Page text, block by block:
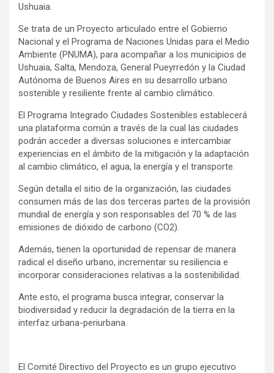
Ushuaia.
Se trata de un Proyecto articulado entre el Gobierno
Nacional y el Programa de Naciones Unidas para el Medio
Ambiente (PNUMA), para acompañar a los municipios de
Ushuaia, Salta, Mendoza, General Pueyrredón y la Ciudad
Autónoma de Buenos Aires en su desarrollo urbano
sostenible y resiliente frente al cambio climático.
El Programa Integrado Ciudades Sostenibles establecerá
una plataforma común a través de la cual las ciudades
podrán acceder a diversas soluciones e intercambiar
experiencias en el ámbito de la mitigación y la adaptación
al cambio climático, el agua, la energía y el transporte.
Según detalla el sitio de la organización, las ciudades
consumen más de las dos terceras partes de la provisión
mundial de energía y son responsables del 70 % de las
emisiones de dióxido de carbono (CO2).
Además, tienen la oportunidad de repensar de manera
radical el diseño urbano, incrementar su resiliencia e
incorporar consideraciones relativas a la sostenibilidad.
Ante esto, el programa busca integrar, conservar la
biodiversidad y reducir la degradación de la tierra en la
interfaz urbana-periurbana.
El Comité Directivo del Proyecto es un grupo ejecutivo